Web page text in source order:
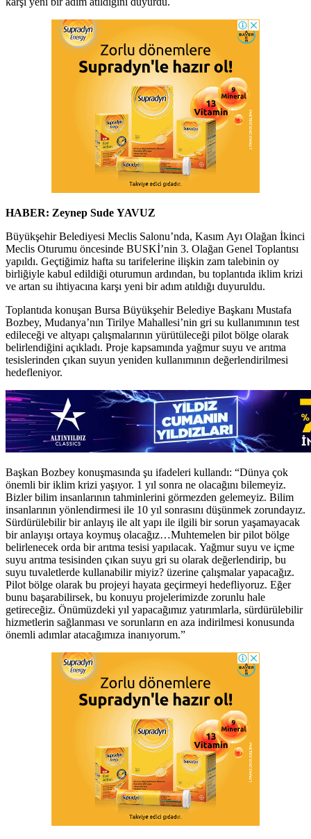
HABER: Zeynep Sude YAVUZ
Büyükşehir Belediyesi Meclis Salonu’nda, Kasım Ayı Olağan İkinci
Meclis Oturumu öncesinde BUSKİ’nin 3. Olağan Genel Toplantısı
yapıldı. Geçtiğimiz hafta su tarifelerine ilişkin zam talebinin oy
birliğiyle kabul edildiği oturumun ardından, bu toplantıda iklim krizi
ve artan su ihtiyacına karşı yeni bir adım atıldığı duyuruldu.
Toplantıda konuşan Bursa Büyükşehir Belediye Başkanı Mustafa
Bozbey, Mudanya’nın Tirilye Mahallesi’nin gri su kullanımının test
edileceği ve altyapı çalışmalarının yürütüleceği pilot bölge olarak
belirlendiğini açıkladı. Proje kapsamında yağmur suyu ve arıtma
tesislerinden çıkan suyun yeniden kullanımının değerlendirilmesi
hedefleniyor.
Başkan Bozbey konuşmasında şu ifadeleri kullandı: “Dünya çok
önemli bir iklim krizi yaşıyor. 1 yıl sonra ne olacağını bilemeyiz.
Bizler bilim insanlarının tahminlerini görmezden gelemeyiz. Bilim
insanlarının yönlendirmesi ile 10 yıl sonrasını düşünmek zorundayız.
Sürdürülebilir bir anlayış ile alt yapı ile ilgili bir sorun yaşamayacak
bir anlayışı ortaya koymuş olacağız…Muhtemelen bir pilot bölge
belirlenecek orda bir arıtma tesisi yapılacak. Yağmur suyu ve içme
suyu arıtma tesisinden çıkan suyu gri su olarak değerlendirip, bu
suyu tuvaletlerde kullanabilir miyiz? üzerine çalışmalar yapacağız.
Pilot bölge olarak bu projeyi hayata geçirmeyi hedefliyoruz. Eğer
bunu başarabilirsek, bu konuyu projelerimizde zorunlu hale
getireceğiz. Önümüzdeki yıl yapacağımız yatırımlarla, sürdürülebilir
hizmetlerin sağlanması ve sorunların en aza indirilmesi konusunda
önemli adımlar atacağımıza inanıyorum.”